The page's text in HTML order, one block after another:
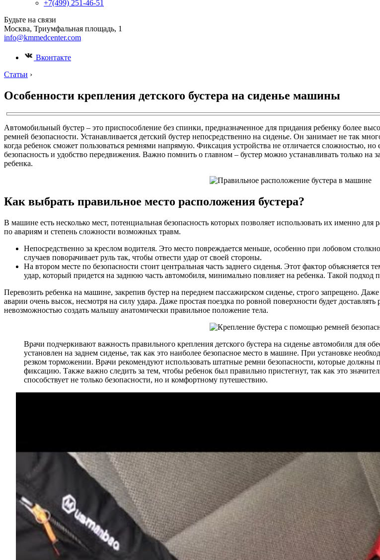
+7(499) 251-46-51
Будьте на связи
Москва, Триумфальная площадь, 1
info@kmmedcenter.com
Вконтакте
Статьи ›
Особенности крепления детского бустера на сиденье машины
Автомобильный бустер – это приспособление без спинки, предназначенное для придания ребенку более
ремней безопасности. Устанавливается детский бустер непосредственно на сиденье. Он занимает не так
когда ребенок сможет пользоваться ремнями напрямую. Фиксация устройства не отличается сложностью,
безопасность и удобство передвижения. Важно помнить о главном – бустер можно устанавливать только на
ребенка.
Как выбрать правильное место расположения бустера?
В машине есть несколько мест, потенциальная безопасность которых позволяет использовать их именно
по авариям и степень сложности возможных травм.
Непосредственно за креслом водителя. Это место повреждается меньше, особенно при лобовом
случаев поворачивает руль так, чтобы отвести удар от своей стороны.
На втором месте по безопасности стоит центральная часть заднего сиденья. Этот фактор
удар, который придется на заднюю часть автомобиля, минимально повлияет на ребенка. Такой подход
Перевозить ребенка на машине, закрепив бустер на переднем пассажирском сиденье, строго запрещено.
аварии очень высок, несмотря на силу удара. Даже простая поездка по ровной поверхности будет
невозможностью создать малышу анатомически правильное положение тела.
Врачи подчеркивают важность правильного крепления детского бустера на сиденье автомобиля для
установлен на заднем сиденье, так как это наиболее безопасное место в машине. При установке
резком торможении. Врачи рекомендуют использовать штатные ремни безопасности, которые
фиксацию. Также важно следить за тем, чтобы ребенок был правильно пристегнут, так как это
способствует не только безопасности, но и комфортному путешествию.